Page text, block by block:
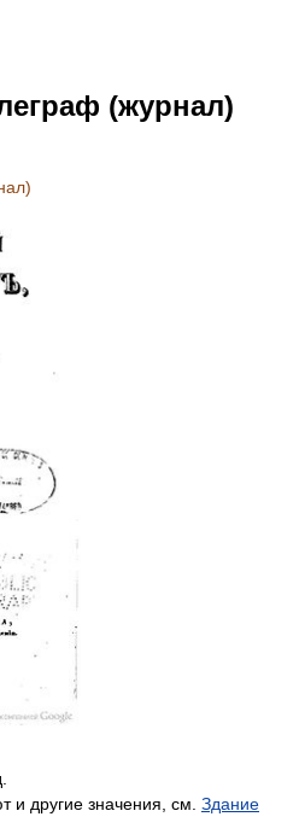
(журнал)
и другие значения, см. Здание